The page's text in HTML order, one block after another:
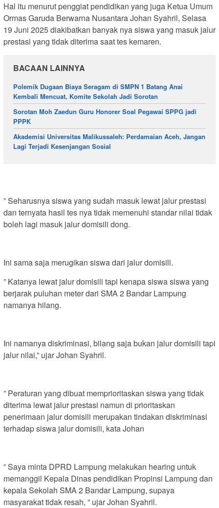
Hal itu menurut penggiat pendidikan yang juga Ketua Umum
Ormas Garuda Berwarna Nusantara Johan Syahril, Selasa
19 Juni 2025 diakibatkan banyak nya siswa yang masuk jalur
prestasi yang tidak diterima saat tes kemaren.
BACAAN LAINNYA
Polemik Dugaan Biaya Seragam di SMPN 1 Batang Anai
Kembali Mencuat, Komite Sekolah Jadi Sorotan
Sorotan Moh Zaedun Guru Honorer Soal Pegawai SPPG jadi
PPPK
Akademisi Universitas Malikussaleh: Perdamaian Aceh, Jangan
Lagi Terjadi Kesenjangan Sosial
” Seharusnya siswa yang sudah masuk lewat jalur prestasi
dan ternyata hasil tes nya tidak memenuhi standar nilai tidak
boleh lagi masuk jalur domisili dong.
Ini sama saja merugikan siswa dari jalur domisili.
” Katanya lewat jalur domisili tapi kenapa siswa siswa yang
berjarak puluhan meter dari SMA 2 Bandar Lampung
namanya hilang.
Ini namanya diskriminasi, bilang saja bukan jalur domisili tapi
jalur nilai,” ujar Johan Syahril.
” Peraturan yang dibuat memprioritaskan siswa yang tidak
diterima lewat jalur prestasi namun di prioritaskan
penerimaan jalur domisili merupakan tindakan diskriminasi
terhadap siswa jalur domisili, kata Johan
” Saya minta DPRD Lampung melakukan hearing untuk
memanggil Kepala Dinas pendidikan Propinsi Lampung dan
kepala Sekolah SMA 2 Bandar Lampung, supaya
masyarakat tidak resah, ” ujar Johan Syahril.